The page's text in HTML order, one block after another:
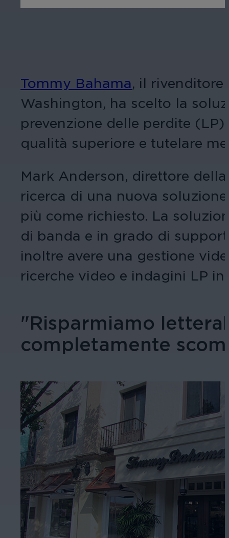
Tommy Bahama, il
Washington, ha scelto la
prevenzione delle perdite
qualità superiore e tutelare
Mark Anderson, direttore
ricerca di una nuova
più come richiesto. La
di banda e in grado di
inoltre avere una gestione
ricerche video e indagini LP
"Risparmiamo
completamente